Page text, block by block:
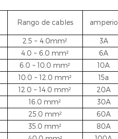
Rango de cables amperio
2.5 ~ 4.0mm² 3A
4.0 ~ 6.0mm² 6A
6.0 ~ 10.0mm² 10A
10.0 ~ 12.0 mm² 15a
12.0 ~ 14.0mm² 20A
16.0mm² 30A
25.0 mm² 60A
35.0mm² 80A